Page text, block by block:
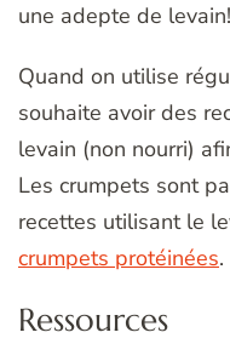
une adepte de levain!
Quand on utilise
souhaite avoir des
levain (non nourri)
Les crumpets sont
recettes utilisant le
crumpets protéinées.
Ressources